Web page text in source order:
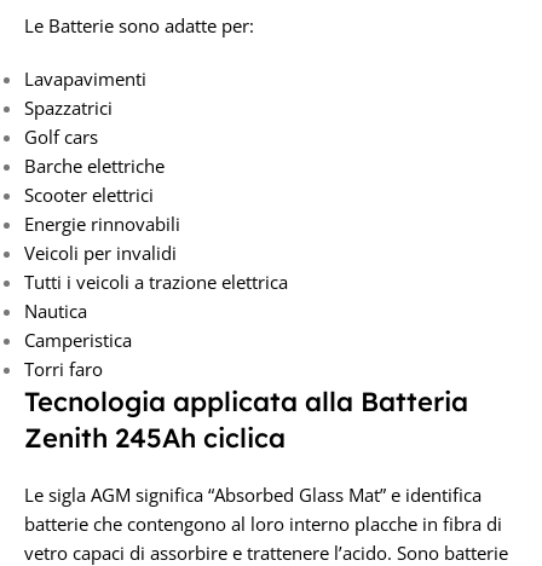
Le Batterie sono adatte per:
Lavapavimenti
Spazzatrici
Golf cars
Barche elettriche
Scooter elettrici
Energie rinnovabili
Veicoli per invalidi
Tutti i veicoli a trazione elettrica
Nautica
Camperistica
Torri faro
Tecnologia applicata alla Batteria
Zenith 245Ah ciclica
Le sigla AGM significa “Absorbed Glass Mat” e identifica
batterie che contengono al loro interno placche in fibra di
vetro capaci di assorbire e trattenere l’acido. Sono batterie